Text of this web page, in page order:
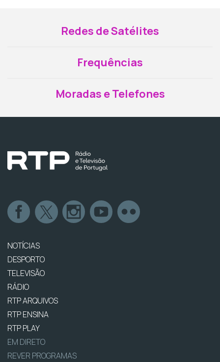
Redes de Satélites
Frequências
Moradas e Telefones
NOTÍCIAS
DESPORTO
TELEVISÃO
RÁDIO
RTP ARQUIVOS
RTP ENSINA
RTP PLAY
EM DIRETO
REVER PROGRAMAS